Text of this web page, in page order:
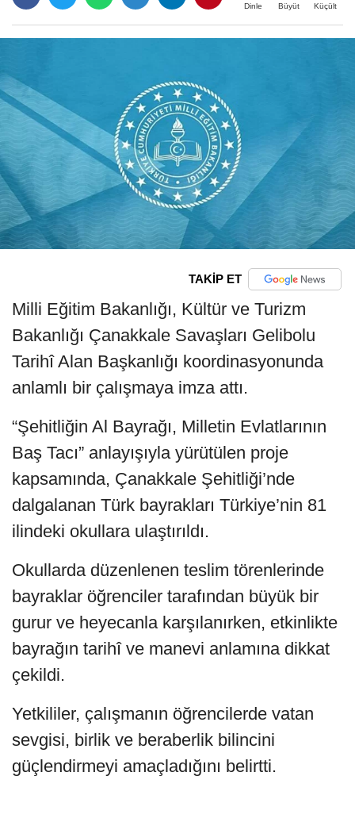
Dinle Büyüt Küçült
TAKİP ET
Milli Eğitim Bakanlığı, Kültür ve Turizm
Bakanlığı Çanakkale Savaşları Gelibolu
Tarihî Alan Başkanlığı koordinasyonunda
anlamlı bir çalışmaya imza attı.
“Şehitliğin Al Bayrağı, Milletin Evlatlarının
Baş Tacı” anlayışıyla yürütülen proje
kapsamında, Çanakkale Şehitliği’nde
dalgalanan Türk bayrakları Türkiye’nin 81
ilindeki okullara ulaştırıldı.
Okullarda düzenlenen teslim törenlerinde
bayraklar öğrenciler tarafından büyük bir
gurur ve heyecanla karşılanırken, etkinlikte
bayrağın tarihî ve manevi anlamına dikkat
çekildi.
Yetkililer, çalışmanın öğrencilerde vatan
sevgisi, birlik ve beraberlik bilincini
güçlendirmeyi amaçladığını belirtti.